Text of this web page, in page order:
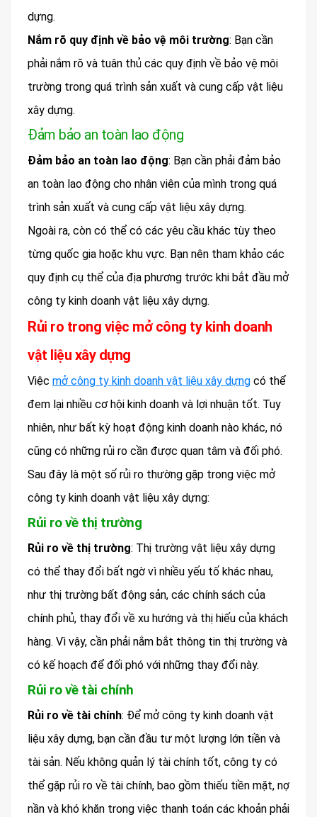
dựng.
Nắm rõ quy định về bảo vệ môi trường: Bạn cần
phải nắm rõ và tuân thủ các quy định về bảo vệ môi
trường trong quá trình sản xuất và cung cấp vật liệu
xây dựng.
Đảm bảo an toàn lao động
Đảm bảo an toàn lao động: Bạn cần phải đảm bảo
an toàn lao động cho nhân viên của mình trong quá
trình sản xuất và cung cấp vật liệu xây dựng.
Ngoài ra, còn có thể có các yêu cầu khác tùy theo
từng quốc gia hoặc khu vực. Bạn nên tham khảo các
quy định cụ thể của địa phương trước khi bắt đầu mở
công ty kinh doanh vật liệu xây dựng.
Rủi ro trong việc mở công ty kinh doanh
vật liệu xây dựng
Việc mở công ty kinh doanh vật liệu xây dựng có thể
đem lại nhiều cơ hội kinh doanh và lợi nhuận tốt. Tuy
nhiên, như bất kỳ hoạt động kinh doanh nào khác, nó
cũng có những rủi ro cần được quan tâm và đối phó.
Sau đây là một số rủi ro thường gặp trong việc mở
công ty kinh doanh vật liệu xây dựng:
Rủi ro về thị trường
Rủi ro về thị trường: Thị trường vật liệu xây dựng
có thể thay đổi bất ngờ vì nhiều yếu tố khác nhau,
như thị trường bất động sản, các chính sách của
chính phủ, thay đổi về xu hướng và thị hiếu của khách
hàng. Vì vậy, cần phải nắm bắt thông tin thị trường và
có kế hoạch để đối phó với những thay đổi này.
Rủi ro về tài chính
Rủi ro về tài chính: Để mở công ty kinh doanh vật
liệu xây dựng, bạn cần đầu tư một lượng lớn tiền và
tài sản. Nếu không quản lý tài chính tốt, công ty có
thể gặp rủi ro về tài chính, bao gồm thiếu tiền mặt, nợ
nần và khó khăn trong việc thanh toán các khoản phải